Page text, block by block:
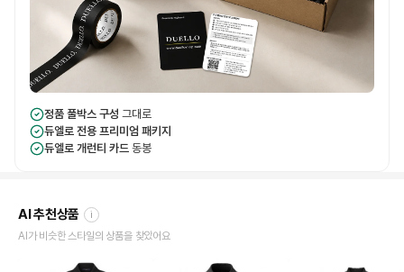
정품 풀박스 구성 그대로
듀엘로 전용 프리미엄 패키지
듀엘로 개런티 카드 동봉
AI 추천상품 i
AI가 비슷한 스타일의 상품을 찾았어요